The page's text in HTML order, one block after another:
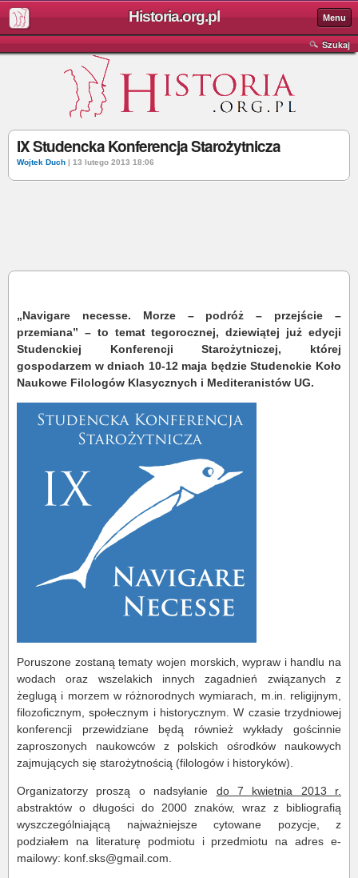
Historia.org.pl Menu
Szukaj
IX Studencka Konferencja Starożytnicza
Wojtek Duch | 13 lutego 2013 18:06
„Navigare necesse. Morze – podróż – przejście –
przemiana” – to temat tegorocznej, dziewiątej już edycji
Studenckiej Konferencji Starożytniczej, której
gospodarzem w dniach 10-12 maja będzie Studenckie Koło
Naukowe Filologów Klasycznych i Mediteranistów UG.
Poruszone zostaną tematy wojen morskich, wypraw i handlu na
wodach oraz wszelakich innych zagadnień związanych z
żeglugą i morzem w różnorodnych wymiarach, m.in. religijnym,
filozoficznym, społecznym i historycznym. W czasie trzydniowej
konferencji przewidziane będą również wykłady gościnnie
zaproszonych naukowców z polskich ośrodków naukowych
zajmujących się starożytnością (filologów i historyków).
Organizatorzy proszą o nadsyłanie do 7 kwietnia 2013 r.
abstraktów o długości do 2000 znaków, wraz z bibliografią
wyszczególniającą najważniejsze cytowane pozycje, z
podziałem na literaturę podmiotu i przedmiotu na adres e-
mailowy: konf.sks@gmail.com.